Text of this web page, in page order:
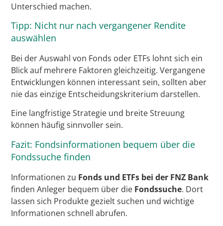
Unterschied machen.
Tipp: Nicht nur nach vergangener Rendite
auswählen
Bei der Auswahl von Fonds oder ETFs lohnt sich ein
Blick auf mehrere Faktoren gleichzeitig. Vergangene
Entwicklungen können interessant sein, sollten aber
nie das einzige Entscheidungskriterium darstellen.
Eine langfristige Strategie und breite Streuung
können häufig sinnvoller sein.
Fazit: Fondsinformationen bequem über die
Fondssuche finden
Informationen zu Fonds und ETFs bei der FNZ Bank
finden Anleger bequem über die Fondssuche. Dort
lassen sich Produkte gezielt suchen und wichtige
Informationen schnell abrufen.